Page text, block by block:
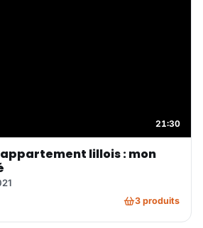
21:30
appartement lillois : mon
3 produits